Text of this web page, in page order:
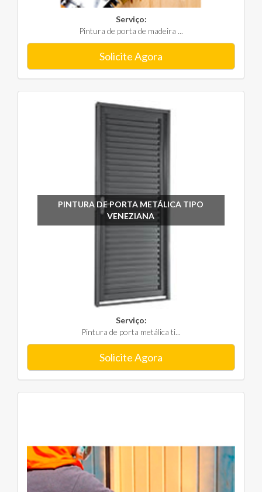
Serviço:
Pintura de porta de madeira ...
Solicite Agora
PINTURA DE PORTA METÁLICA TIPO
VENEZIANA
Serviço:
Pintura de porta metálica ti...
Solicite Agora